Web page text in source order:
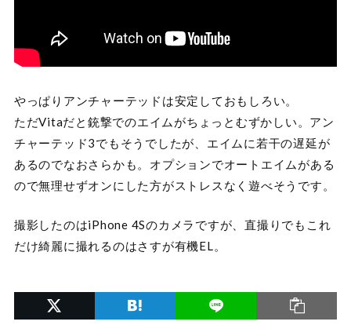
やっぱりアンチャーテッドは安定しておもしろい。
ただVitaだと銃撃でのエイムがちょっとむずかしい。アン
チャーテッド3でもそうでしたが、エイムに若干の遅延が
あるのでなおさらかも。オプションでオートエイムがある
ので無理せずオンにした方がストレスなく遊べそうです。
撮影したのはiPhone 4Sのカメラですが、直撮りでもこれ
だけ綺麗に撮れるのはさすが有機EL。